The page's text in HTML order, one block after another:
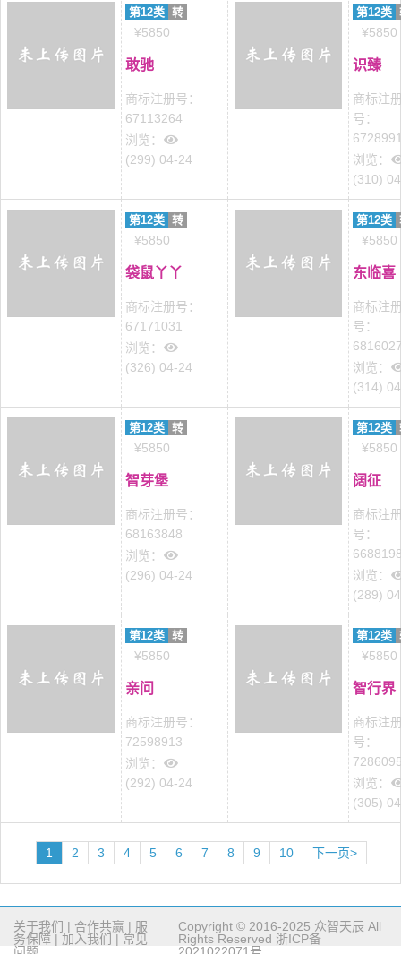
第12类 转
¥5850
敢驰
商标注册号：
67113264
浏览：
(299) 04-24
第12类
¥5850
识臻
商标注
号：
浏览：
(310)
第12类 转
¥5850
袋鼠丫丫
商标注册号：
67171031
浏览：
(326) 04-24
第12类
¥5850
东临喜
商标注
号：
浏览：
(314)
第12类 转
¥5850
智芽堡
商标注册号：
68163848
浏览：
(296) 04-24
第12类
¥5850
阔征
商标注
号：
浏览：
(289)
第12类 转
¥5850
亲问
商标注册号：
72598913
浏览：
(292) 04-24
第12类
¥5850
智行界
商标注
号：
浏览：
(305)
1 2 3 4 5 6 7 8 9 10 下一页>
关于我们 | 合作共赢 | 服
务保障 | 加入我们 | 常见
Copyright © 2016-2025 众智天辰 All
Rights Reserved 浙ICP备